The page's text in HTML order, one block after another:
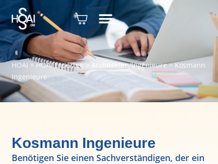
HOAI > HOAI Experten> Architekten/Ingenieure>Kosmann
Ingenieure
Kosmann Ingenieure
Benötigen Sie einen Sachverständigen, der ein